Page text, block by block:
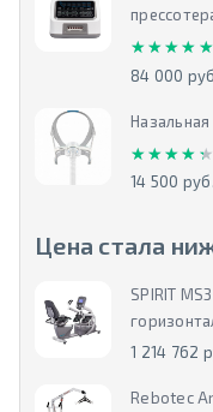
★★★★★
★★★★★
84 000
★★★★★
★★★★★
14 500 руб.
Цена стала
SPIRIT
1 214 762
Rebotec